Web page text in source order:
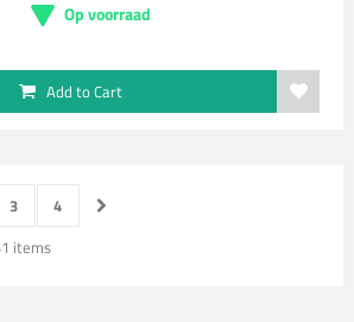
Op voorraad
Add to Cart
3
4
items